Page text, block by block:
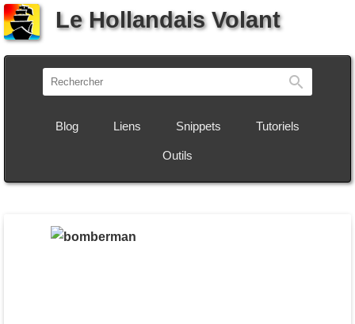
Le Hollandais Volant
Blog Liens Snippets Tutoriels
Outils